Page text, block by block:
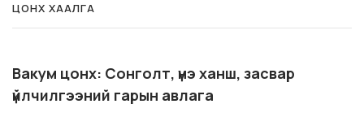
ЦОНХ ХААЛГА
Вакум цонх: Сонголт, үнэ ханш, засвар
үйлчилгээний гарын авлага